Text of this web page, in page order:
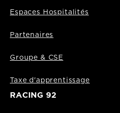
Espaces Hospitalités
Partenaires
Groupe & CSE
Taxe d'apprentissage
RACING 92